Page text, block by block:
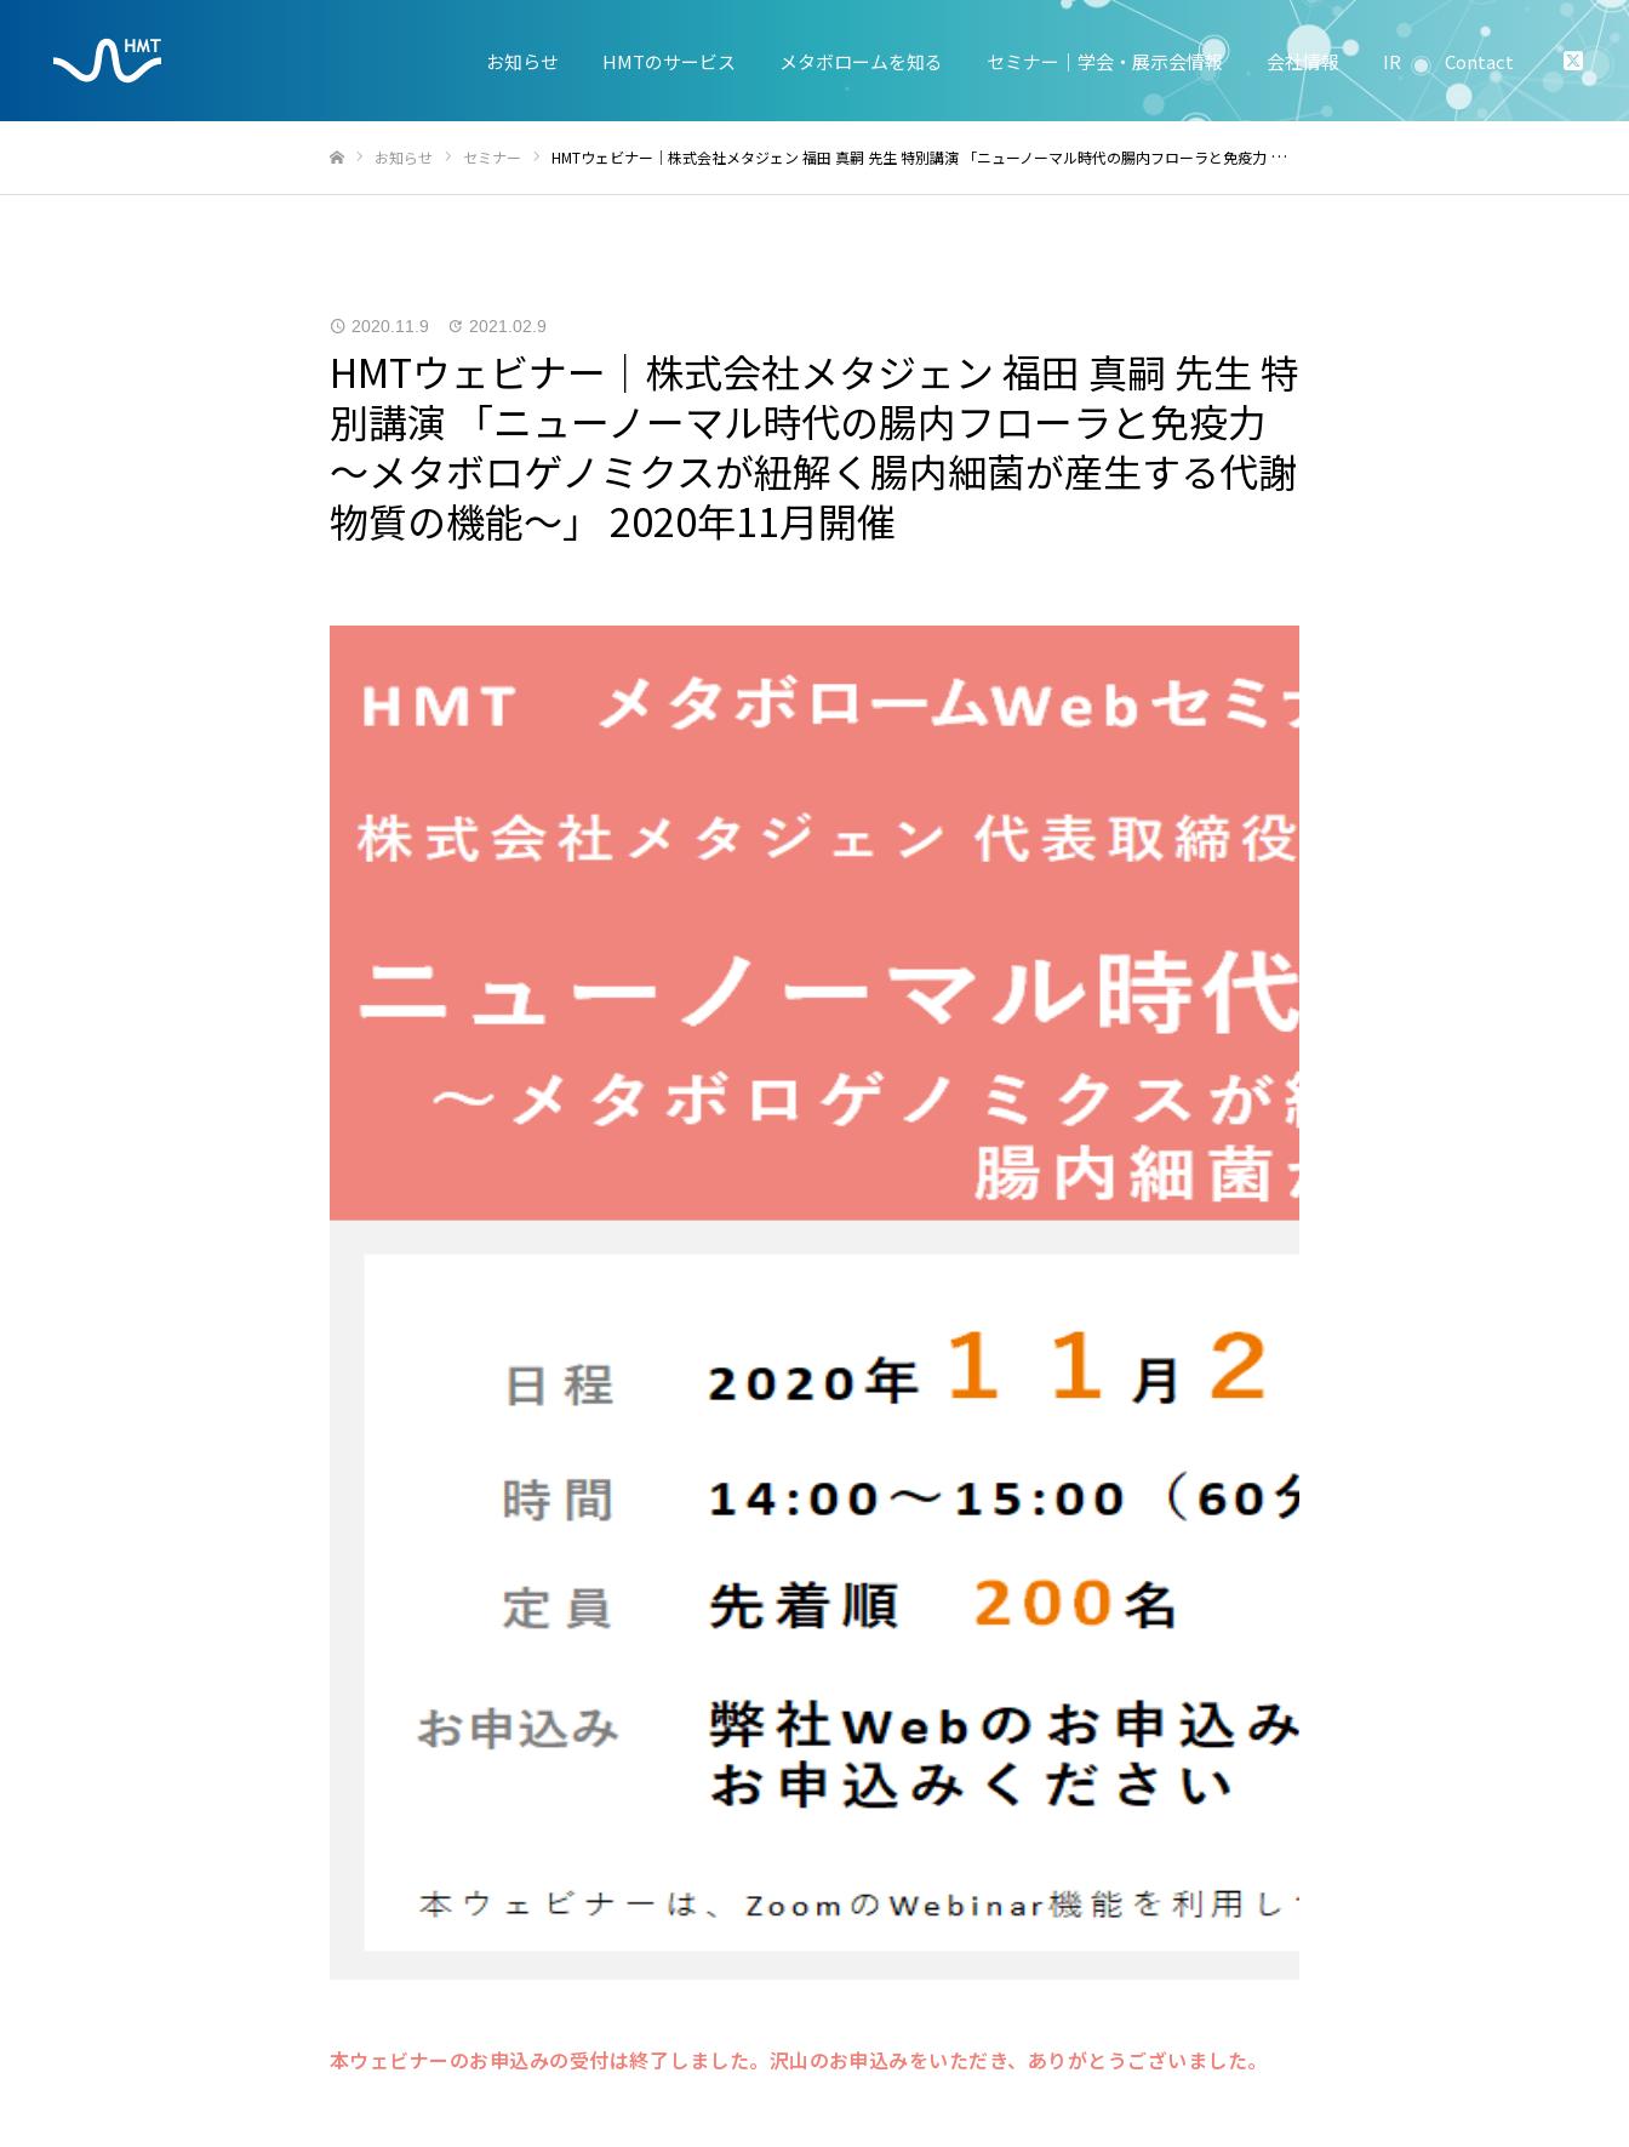
お知らせ HMTのサービス メタボロームを知る セミナー｜学会・展示会情報 会社情報 IR Contact
お知らせ セミナー HMTウェビナー｜株式会社メタジェン 福田 真嗣 先生 特別講演 「ニューノーマル時代の腸内フローラと免疫力 〜メタボロゲノミクスが紐解く腸内細菌が産生する代謝物質の機能〜」 2020年11月開催
2020.11.9 2021.02.9
HMTウェビナー｜株式会社メタジェン 福田 真嗣 先生 特
別講演 「ニューノーマル時代の腸内フローラと免疫力
〜メタボロゲノミクスが紐解く腸内細菌が産生する代謝
物質の機能〜」 2020年11月開催
本ウェビナーのお申込みの受付は終了しました。沢山のお申込みをいただき、ありがとうございました。